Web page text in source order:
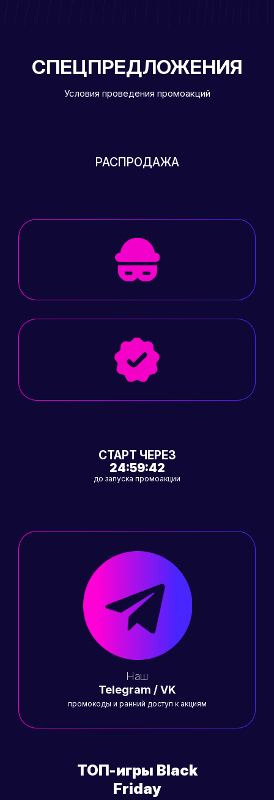
СПЕЦПРЕДЛОЖЕНИЯ
Условия проведения промоакций
РАСПРОДАЖА
СТАРТ ЧЕРЕЗ
24:59:42
до запуска промоакции
Наш
Telegram / VK
промокоды и ранний доступ к акциям
ТОП-игры Black
Friday